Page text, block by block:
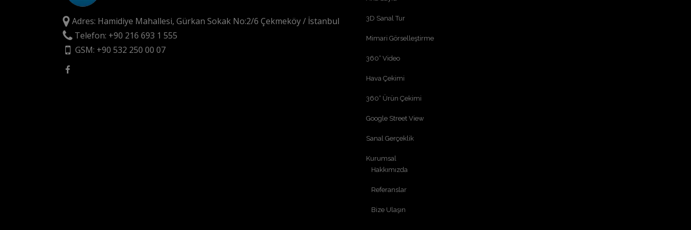
Adres: Hamidiye Mahallesi, Gürkan Sokak No:2/6 Çekmeköy / İstanbul
Telefon: +90 216 693 1 555
GSM: +90 532 250 00 07
3D Sanal Tur
Mimari Görselleştirme
360° Video
Hava Çekimi
360° Ürün Çekimi
Google Street View
Sanal Gerçeklik
Kurumsal
Hakkımızda
Referanslar
Bize Ulaşın